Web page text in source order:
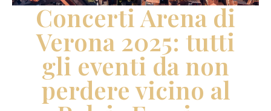
Concerti Arena di
Verona 2025: tutti
gli eventi da non
perdere vicino al